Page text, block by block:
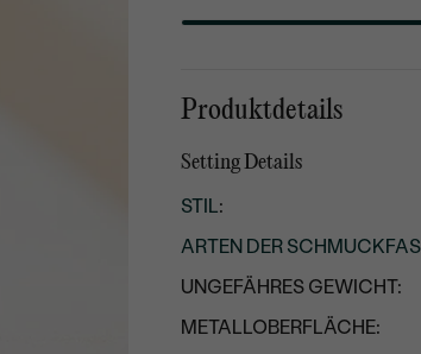
Produktdetails
Setting Details
STIL:
ARTEN DER
UNGEFÄHRES GEWICHT:
METALLOBERFLÄCHE: